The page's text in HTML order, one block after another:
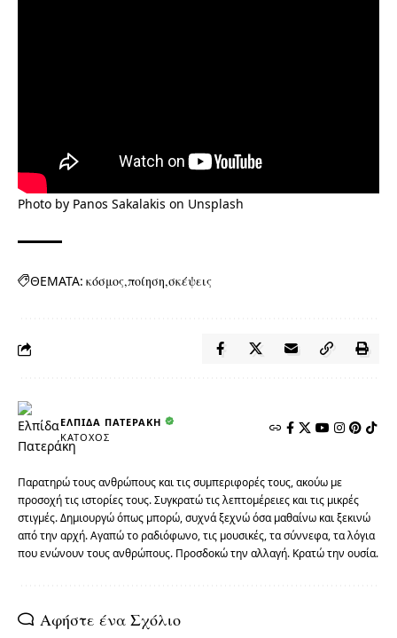
Photo by Panos Sakalakis on Unsplash
ΘΕΜΑΤΑ: κόσμος ποίηση σκέψεις
ΕΛΠΊΔΑ ΠΑΤΕΡΆΚΗ
ΚΆΤΟΧΟΣ
Παρατηρώ τους ανθρώπους και τις συμπεριφορές τους, ακούω με
προσοχή τις ιστορίες τους. Συγκρατώ τις λεπτομέρειες και τις μικρές
στιγμές. Δημιουργώ όπως μπορώ, συχνά ξεχνώ όσα μαθαίνω και ξεκινώ
από την αρχή. Αγαπώ το ραδιόφωνο, τις μουσικές, τα σύννεφα, τα λόγια
που ενώνουν τους ανθρώπους. Προσδοκώ την αλλαγή. Κρατώ την ουσία.
Αφήστε ένα Σχόλιο